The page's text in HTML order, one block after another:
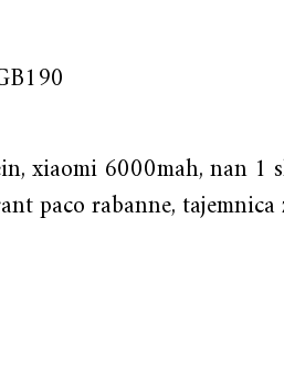
xiaomi 6000mah, nan 1
paco rabanne,